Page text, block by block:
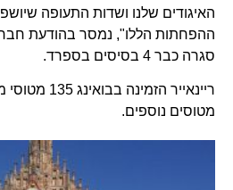
האיגודים שלנו ושדות התעופה
ההפחתות הללו", נמסר בהודעת
סגרה כבר 4 בסיסים בספרד.
מטוסים נוספים.